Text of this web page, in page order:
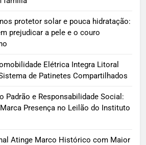
protetor solar e pouca hidratação:
prejudicar a pele e o couro
Elétrica Integra Litoral
de Patinetes Compartilhados
Padrão e Responsabilidade Social:
Presença no Leilão do Instituto
Atinge Marco Histórico com Maior